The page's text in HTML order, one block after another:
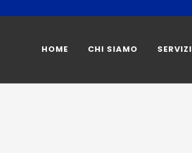
HOME CHI SIAMO SERVIZI